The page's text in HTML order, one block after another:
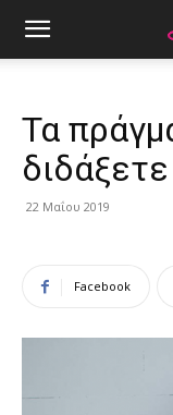
Τα
22 Μαΐου 2019
Facebook